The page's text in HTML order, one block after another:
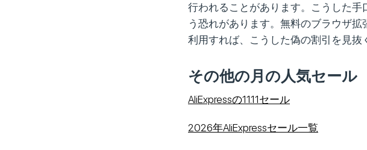
行われることがあります。こうした
う恐れがあります。無料のブラウザ拡
利用すれば、こうした偽の割引を見抜
その他の月の人気セール
AliExpressの11.11セール
2026年AliExpressセール一覧